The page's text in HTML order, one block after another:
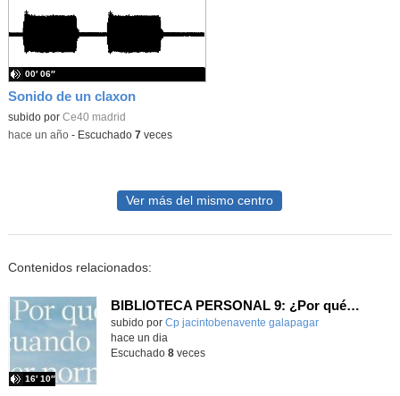
Sonido de un claxon
subido por Ce40 madrid
00′ 06″
-hace un año- Escuchado 7veces
Ver más del mismo centro
Contenidos relacionados:
BIBLIOTECA PERSONAL 9: ¿Por qué ser feliz cuando puedes ser normal?
Contenido educativo.
subido por Cp jacintobenavente galapagar
16′ 10″
-
hace un dia
Escuchado 8veces